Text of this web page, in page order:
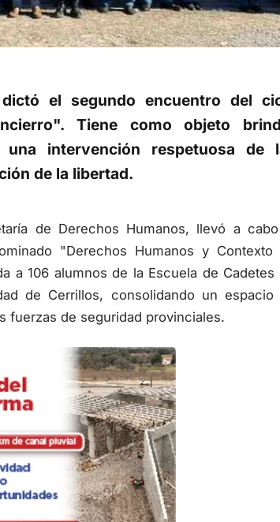
Tiene como objeto
intervención respetuosa de
de la libertad.
"Derechos Humanos y Contexto
a 106 alumnos de la Escuela de Cadetes
de Cerrillos, consolidando un espacio
de seguridad provinciales.